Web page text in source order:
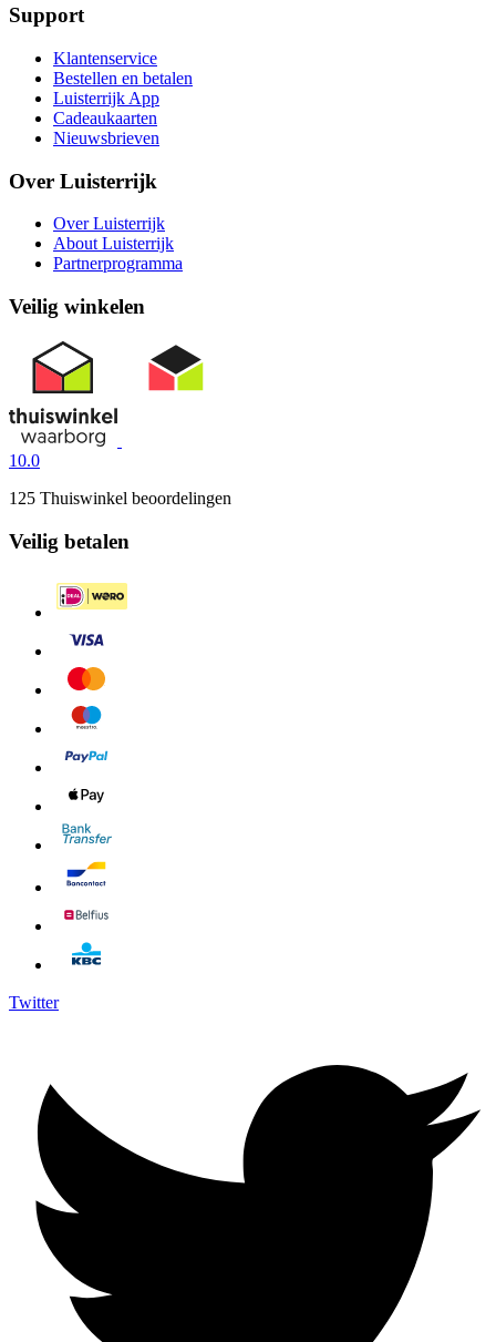
Support
Klantenservice
Bestellen en betalen
Luisterrijk App
Cadeaukaarten
Nieuwsbrieven
Over Luisterrijk
Over Luisterrijk
About Luisterrijk
Partnerprogramma
Veilig winkelen
10.0
125 Thuiswinkel beoordelingen
Veilig betalen
Twitter